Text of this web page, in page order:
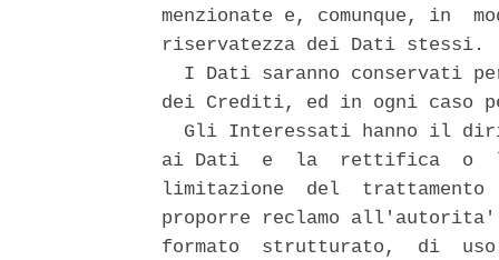
menzionate e, comunque, in
riservatezza dei Dati stessi.
I Dati saranno conservati
dei Crediti, ed in ogni caso
Gli Interessati hanno il
ai Dati  e  la  rettifica  o
limitazione  del
proporre reclamo
formato  strutturato,  di